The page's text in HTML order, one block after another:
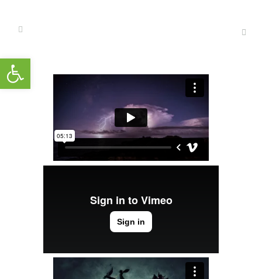
Open toolbar